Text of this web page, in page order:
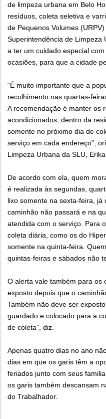
de limpeza urbana em Belo
resíduos, coleta seletiva e
de Pequenos Volumes
Superintendência de Limpeza
a ter um cuidado especial
ocasiões, para que a cidade
“É muito importante que a
recolhimento nas quartas-
A recomendação é manter os
acondicionados, dentro da
somente no próximo dia de
serviço em cada endereço”,
Limpeza Urbana da SLU,
De acordo com ela, quem
é realizada às segundas,
lixo somente na sexta-feira, já
caminhão não passará e na
atendida com o serviço. Para
coleta diária, como os do
somente na quinta-feira.
quintas-feiras e sábados não
O alerta vale também para os
exposto depois que o
Também não deve ser
guardado e colocado para a
de coleta”, diz.
Apenas quatro dias no ano
dias em que os garis têm a
feriados junto com seus
os garis também descansam
do Trabalhador.